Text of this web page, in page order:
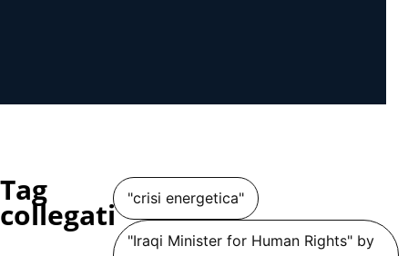
Tag
collegati "crisi energetica"
"Iraqi Minister for Human Rights" by